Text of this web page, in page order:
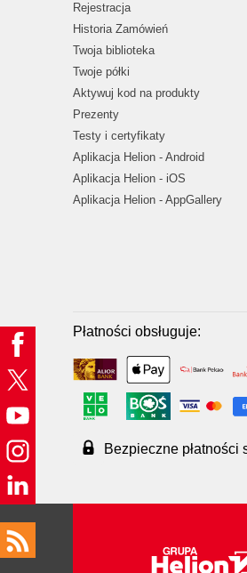
Rejestracja
Historia Zamówień
Twoja biblioteka
Twoje półki
Aktywuj kod na produkty
Prezenty
Testy i certyfikaty
Aplikacja Helion - Android
Aplikacja Helion - iOS
Aplikacja Helion - AppGallery
Płatności obsługuje:
Bezpieczne płatności